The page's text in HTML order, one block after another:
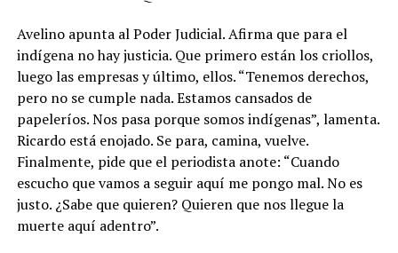
Avelino apunta al Poder Judicial. Afirma que para el
indígena no hay justicia. Que primero están los criollos,
luego las empresas y último, ellos.“Tenemos derechos,
pero no se cumple nada. Estamos cansados de
papeleríos. Nos pasa porque somos indígenas”, lamenta.
Ricardo está enojado. Se para, camina, vuelve.
Finalmente, pide que el periodista anote: “Cuando
escucho que vamos a seguir aquí me pongo mal. No es
justo. ¿Sabe que quieren? Quieren que nos llegue la
muerte aquí adentro”.